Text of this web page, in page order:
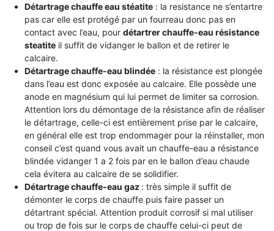
Détartrage chauffe eau stéatite: la resistance ne s’entartre
pas car elle est protégé par un fourreau donc pas en
contact avec l’eau, pour détartrer chauffe-eau résistance
steatiteil suffit de vidanger le ballon et de retirer le
calcaire.
Détartrage chauffe-eau blindée: la résistance est plongée
dans l’eau est donc exposée au calcaire. Elle possède une
anode en magnésium qui lui permet de limiter sa corrosion.
Attention lors du démontage de la résistance afin de réaliser
le détartrage, celle-ci est entièrement prise par le calcaire,
en général elle est trop endommager pour la réinstaller, mon
conseil c’est quand vous avait un chauffe-eau a résistance
blindée vidanger 1 a 2 fois par en le ballon d’eau chaude
cela évitera au calcaire de se solidifier.
Détartrage chauffe-eau gaz : très simple il suffit de
démonter le corps de chauffe puis faire passer un
détartrant spécial. Attention produit corrosif si mal utiliser
ou trop de fois sur le corps de chauffe celui-ci peut de